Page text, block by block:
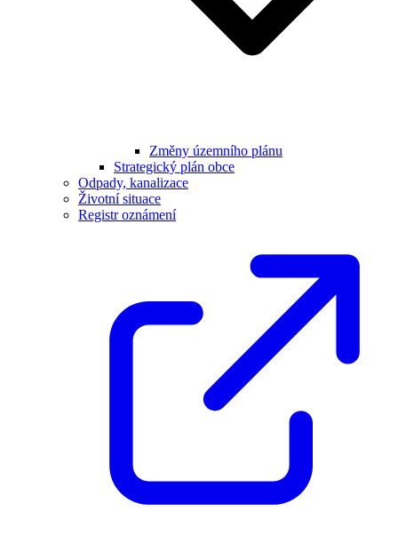
Změny územního plánu
Strategický plán obce
Odpady, kanalizace
Životní situace
Registr oznámení